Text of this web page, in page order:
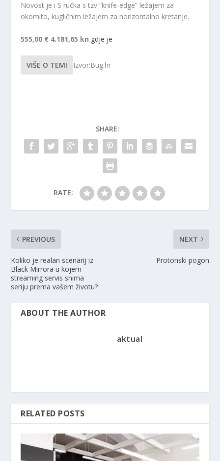
Novost je i S ručka s tzv “knife-edge” ležajem za
okomito, kugličnim ležajem za horizontalno kretanje.
555,00 € 4.181,65 kn gdje je
VIŠE O TEMI Izvor:Bug.hr
SHARE:
RATE:
PREVIOUS
Koliko je realan scenarij iz
Black Mirrora u kojem
streaming servis snima
seriju prema vašem životu?
NEXT
Protonski pogon
ABOUT THE AUTHOR
aktual
RELATED POSTS